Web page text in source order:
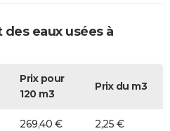
eaux usées à
Prix pour
120 m3
Prix du m3
269,40 € 2,25 €